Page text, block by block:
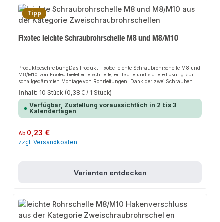
Tipp
Fixotec leichte Schraubrohrschelle M8 und M8/M10
ProduktbeschreibungDas Produkt Fixotec leichte Schraubrohrschelle M8 und
M8/M10 von Fixotec bietet eine schnelle, einfache und sichere Lösung zur
schallgedämmten Montage von Rohrleitungen. Dank der zwei Schrauben
und dem Schnellverschluss sorgt es für perfekten Halt und passt sich
flexibel an verschiedene Installationsbereiche an. Das robuste Design und
die einfache Montage machen dieses Produkt zu einer zuverlässigen Wahl
für jede Installation.EigenschaftenLeichte Schraubrohrschelle mit
SchnellverschlussVerzinkt für erhöhten KorrosionsschutzSchnelle und
AnwendungenAnwendungsbereicheHaus- und
SanitärinstallationHeizungsanlagenAnlagenbauProduktdatenMaterial:
Verzinkter StahlVerbindung: SchnellverschlussSicherheitsmerkmale:
Inhalt: 10 Stück (0,38 € / 1 Stück)
Verfügbar, Zustellung voraussichtlich in 2 bis 3
Kalendertagen
Regulärer Preis:
Ab 0,23 €
zzgl. Versandkosten
Varianten entdecken